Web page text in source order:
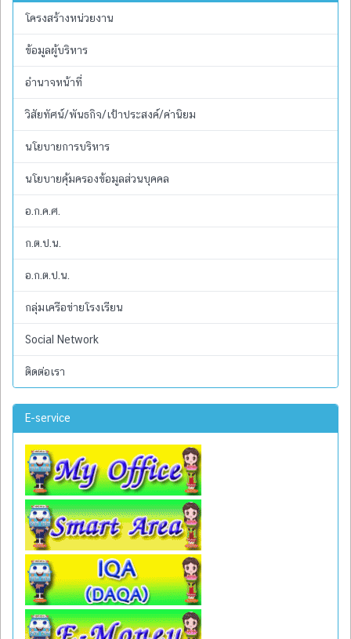
โครงสร้างหน่วยงาน
ข้อมูลผู้บริหาร
อำนาจหน้าที่
วิสัยทัศน์/พันธกิจ/เป้าประสงค์/ค่านิยม
นโยบายการบริหาร
นโยบายคุ้มครองข้อมูลส่วนบุคคล
อ.ก.ค.ศ.
ก.ต.ป.น.
อ.ก.ต.ป.น.
กลุ่มเครือข่ายโรงเรียน
Social Network
ติดต่อเรา
E-service